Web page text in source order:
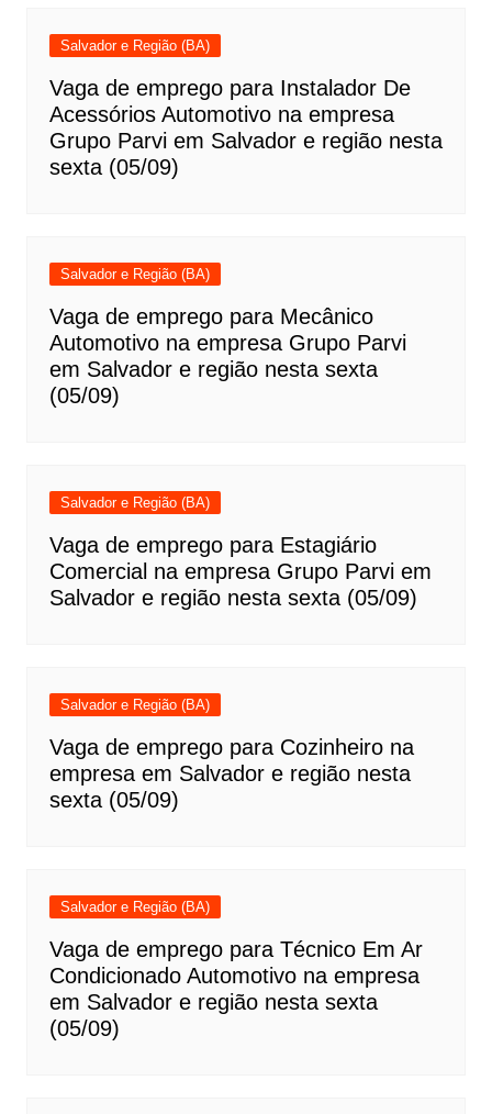
Salvador e Região (BA)
Vaga de emprego para Instalador De
Acessórios Automotivo na empresa
Grupo Parvi em Salvador e região nesta
sexta (05/09)
Salvador e Região (BA)
Vaga de emprego para Mecânico
Automotivo na empresa Grupo Parvi
em Salvador e região nesta sexta
(05/09)
Salvador e Região (BA)
Vaga de emprego para Estagiário
Comercial na empresa Grupo Parvi em
Salvador e região nesta sexta (05/09)
Salvador e Região (BA)
Vaga de emprego para Cozinheiro na
empresa em Salvador e região nesta
sexta (05/09)
Salvador e Região (BA)
Vaga de emprego para Técnico Em Ar
Condicionado Automotivo na empresa
em Salvador e região nesta sexta
(05/09)